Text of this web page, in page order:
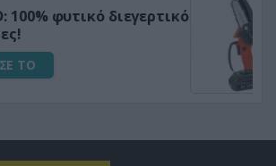
Μεταμόρφωσε τον κήπο σου με το
Ultra Box Μίνι Αλυσοπρίονο με
μπαταρία λιθίου
ΑΓΟΡΑΣΕ ΤΟ